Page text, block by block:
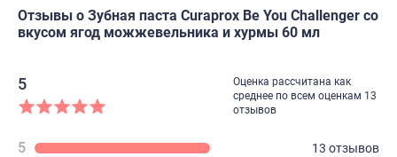
Отзывы о Зубная паста Curaprox Be You Challenger со
вкусом ягод можжевельника и хурмы 60 мл
5
Оценка рассчитана как
среднее по всем оценкам 13
отзывов
5 13 отзывов